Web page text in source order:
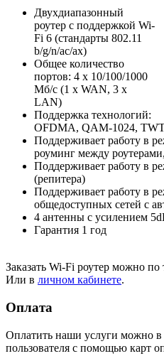
Двухдиапазонный
роутер с поддержкой Wi-
Fi 6 (стандарты 802.11
b/g/n/ac/ax)
Общее количество
портов: 4 х 10/100/1000
Мб/с (1 x WAN, 3 x
LAN)
Поддержка технологий:
OFDMA, QAM-1024,
Поддерживает работу в
роуминг между
Поддерживает работу в
(репитера)
Поддерживает работу в
общедоступных сетей с
4 антенны с усилением
Гарантия 1 год
Заказать Wi-Fi роутер можно по
Или в личном кабинете.
Оплата
Оплатить наши услуги можно в
пользователя с помощью карт